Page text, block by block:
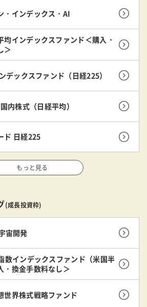
・インデックス・AI
均インデックスファンド＜購入・
＞
デックスファンド（日経225）
内株式（日経平均）
ド 日経225
もっと見る
(成長投資枠)
宙開発
数インデックスファンド（米国半
・換金手数料なし＞
世界株式戦略ファンド